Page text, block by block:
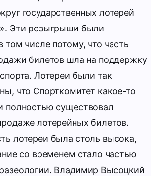
государственных лотерей
Эти розыгрыши были
том числе потому, что часть
билетов шла на поддержку
Лотереи были так
что Спорткомитет какое-то
полностью существовал
лотерейных билетов.
лотереи была столь высока,
со временем стало частью
Владимир Высоцкий